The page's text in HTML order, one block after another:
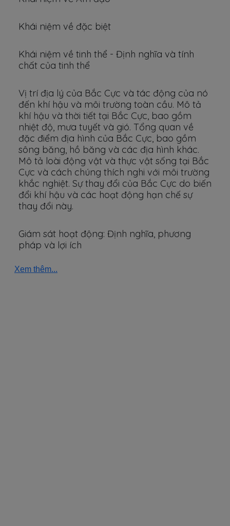
Khái niệm về đặc biệt
Khái niệm về tinh thể - Định nghĩa và tính
chất của tinh thể
Vị trí địa lý của Bắc Cực và tác động của nó
đến khí hậu và môi trường toàn cầu. Mô tả
khí hậu và thời tiết tại Bắc Cực, bao gồm
nhiệt độ, mưa tuyết và gió. Tổng quan về
đặc điểm địa hình của Bắc Cực, bao gồm
sông băng, hồ băng và các địa hình khác.
Mô tả loài động vật và thực vật sống tại Bắc
Cực và cách chúng thích nghi với môi trường
khắc nghiệt. Sự thay đổi của Bắc Cực do biến
đổi khí hậu và các hoạt động hạn chế sự
thay đổi này.
Giám sát hoạt động: Định nghĩa, phương
pháp và lợi ích
Xem thêm...